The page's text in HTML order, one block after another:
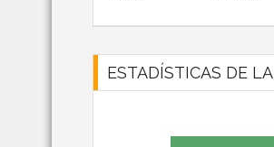
ESTADÍSTICAS DE